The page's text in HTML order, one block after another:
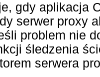
gdy aplikacja
serwer proxy
problem nie
śledzenia
serwera